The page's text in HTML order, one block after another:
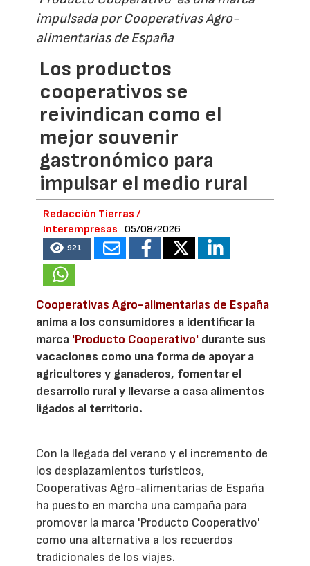
impulsada por Cooperativas Agro-
alimentarias de España
Los productos
cooperativos se
reivindican como el
mejor souvenir
gastronómico para
impulsar el medio rural
Redacción Tierras /
Interempresas
05/08/2026
921
Cooperativas Agro-alimentarias de España
anima a los consumidores a identificar la
marca 'Producto Cooperativo' durante sus
vacaciones como una forma de apoyar a
agricultores y ganaderos, fomentar el
desarrollo rural y llevarse a casa alimentos
ligados al territorio.
Con la llegada del verano y el incremento de
los desplazamientos turísticos,
Cooperativas Agro-alimentarias de España
ha puesto en marcha una campaña para
promover la marca 'Producto Cooperativo'
como una alternativa a los recuerdos
tradicionales de los viajes.